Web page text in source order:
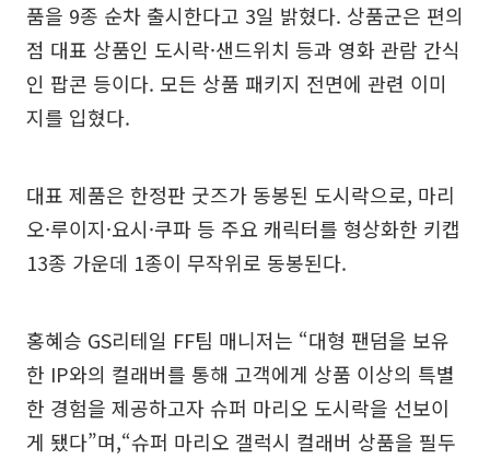
품을 9종 순차 출시한다고 3일 밝혔다. 상품군은 편의
점 대표 상품인 도시락·샌드위치 등과 영화 관람 간식
인 팝콘 등이다. 모든 상품 패키지 전면에 관련 이미
지를 입혔다.
대표 제품은 한정판 굿즈가 동봉된 도시락으로, 마리
오·루이지·요시·쿠파 등 주요 캐릭터를 형상화한 키캡
13종 가운데 1종이 무작위로 동봉된다.
홍혜승 GS리테일 FF팀 매니저는 “대형 팬덤을 보유
한 IP와의 컬래버를 통해 고객에게 상품 이상의 특별
한 경험을 제공하고자 슈퍼 마리오 도시락을 선보이
게 됐다”며,“슈퍼 마리오 갤럭시 컬래버 상품을 필두